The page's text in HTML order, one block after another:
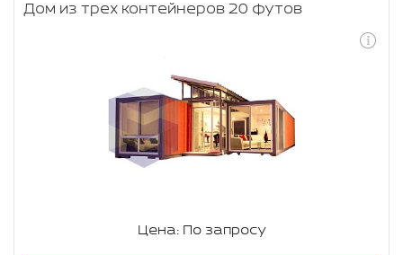
Дом из трех контейнеров 20 футов
Цена: По запросу